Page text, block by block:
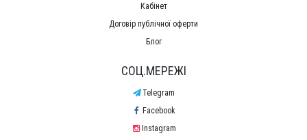
Кабінет
Договір публічної оферти
Блог
СОЦ.МЕРЕЖІ
Telegram
Facebook
Instagram